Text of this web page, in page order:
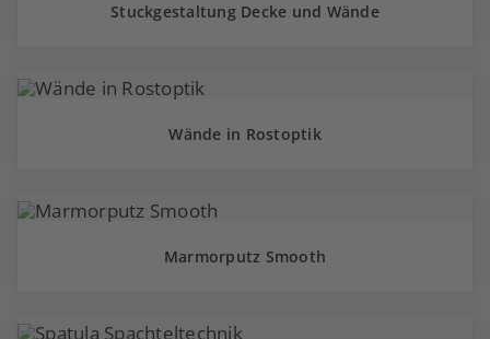
Stuckgestaltung Decke und Wände
Wände in Rostoptik
Marmorputz Smooth